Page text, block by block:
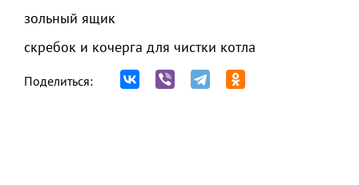
зольный ящик
скребок и кочерга для чистки котла
Поделиться: